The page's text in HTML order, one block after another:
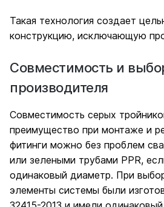
Такая технология создает
конструкцию, исключающую
Совместимость и
производителя
Совместимость серых
преимущество при монтаже и
фитинги можно без проблем
или зелеными трубами PPR,
одинаковый диаметр. При
элементы системы были